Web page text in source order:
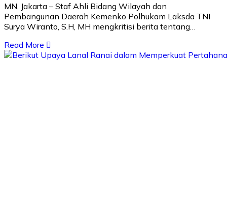
MN, Jakarta – Staf Ahli Bidang Wilayah dan
Pembangunan Daerah Kemenko Polhukam Laksda TNI
Surya Wiranto, S.H, MH mengkritisi berita tentang…
Read More